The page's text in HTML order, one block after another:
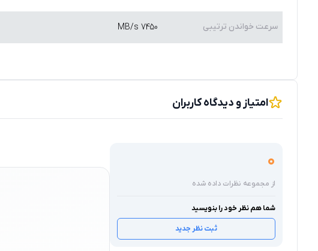
سرعت خواندن ترتیبى 7450 MB/s
امتیاز و دیدگاه کاربران
0
از مجموعه نظرات داده شده
شما هم نظر خود را بنویسید
ثبت نظر جدید